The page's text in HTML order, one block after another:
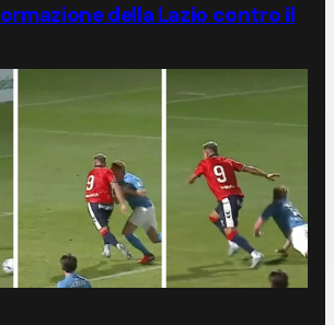
della Lazio contro il